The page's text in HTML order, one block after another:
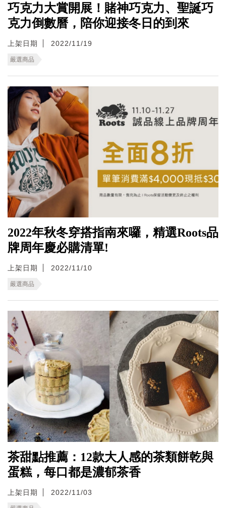
巧克力大賞開展！賭神巧克力、聖誕巧
克力倒數曆，陪你迎接冬日的到來
上架日期 2022/11/19
嚴選商品
2022年秋冬穿搭指南來囉，精選Roots品
牌周年慶必購清單!
上架日期 2022/11/10
嚴選商品
茶甜點推薦：12款大人感的茶類餅乾與
蛋糕，每口都是濃郁茶香
上架日期 2022/11/03